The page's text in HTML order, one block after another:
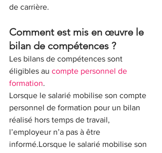
de carrière.
Comment est mis en œuvre le
bilan de compétences ?
Les bilans de compétences sont
éligibles au compte personnel de
formation.
Lorsque le salarié mobilise son compte
personnel de formation pour un bilan
réalisé hors temps de travail,
l’employeur n’a pas à être
informé.Lorsque le salarié mobilise son